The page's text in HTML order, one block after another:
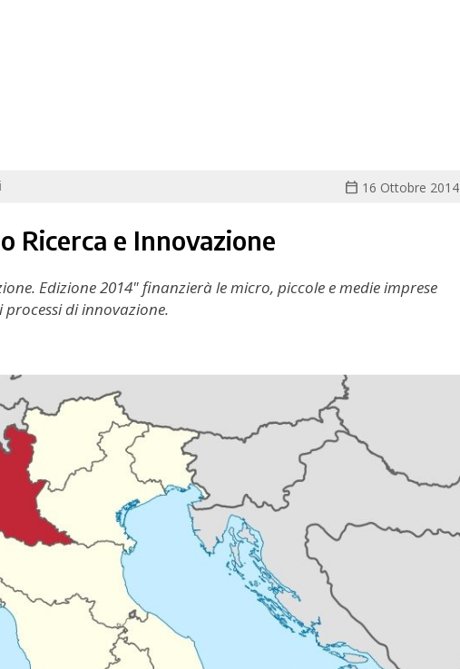
calendar_today 16 Ottobre 2014
Ricerca e Innovazione
Edizione 2014" finanzierà le micro, piccole e medie imprese
di innovazione.